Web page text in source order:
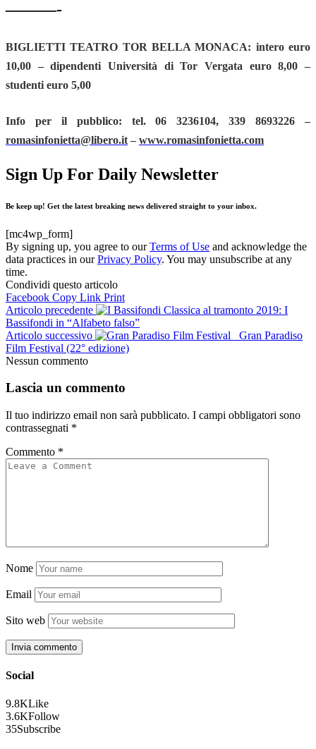
———-
BIGLIETTI TEATRO TOR BELLA MONACA: intero euro
10,00 – dipendenti Università di Tor Vergata euro 8,00 –
studenti euro 5,00
Info per il pubblico: tel. 06 3236104, 339 8693226 –
romasinfonietta@libero.it – www.romasinfonietta.com
Sign Up For Daily Newsletter
Be keep up! Get the latest breaking news delivered straight to your inbox.
[mc4wp_form]
By signing up, you agree to ourTerms of Use and acknowledge the
data practices in ourPrivacy Policy. You may unsubscribe at any
time.
Condividi questo articolo
Facebook Copy Link Print
Articolo precedente
Classica al tramonto 2019: I
Bassifondi in “Alfabeto falso”
Articolo successivo
Gran Paradiso
Film Festival (22° edizione)
Nessun commento
Lascia un commento
Il tuo indirizzo email non sarà pubblicato. I campi obbligatori sono
contrassegnati *
Commento *
Nome
Email
Sito web
Social
9.8KLike
3.6KFollow
35Subscribe